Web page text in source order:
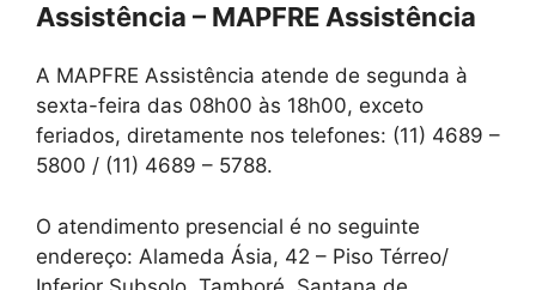
Assistência – MAPFRE Assistência
A MAPFRE Assistência atende de segunda à
sexta-feira das 08h00 às 18h00, exceto
feriados, diretamente nos telefones: (11) 4689 –
5800 / (11) 4689 – 5788.
O atendimento presencial é no seguinte
endereço: Alameda Ásia, 42 – Piso Térreo/